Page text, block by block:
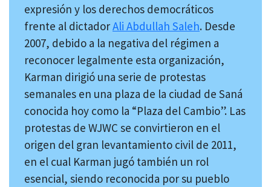
expresión y los derechos democráticos
frente al dictadorAli Abdullah Saleh. Desde
2007, debido a la negativa del régimen a
reconocer legalmente esta organización,
Karman dirigió una serie de protestas
semanales en una plaza de la ciudad de Saná
conocida hoy como la “Plaza del Cambio”. Las
protestas de WJWC se convirtieron en el
origen del gran levantamiento civil de 2011,
en el cual Karman jugó también un rol
esencial, siendo reconocida por su pueblo